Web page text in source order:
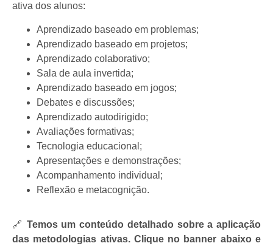
ativa dos alunos:
Aprendizado baseado em problemas;
Aprendizado baseado em projetos;
Aprendizado colaborativo;
Sala de aula invertida;
Aprendizado baseado em jogos;
Debates e discussões;
Aprendizado autodirigido;
Avaliações formativas;
Tecnologia educacional;
Apresentações e demonstrações;
Acompanhamento individual;
Reflexão e metacognição.
🔗 Temos um conteúdo detalhado sobre a aplicação
das metodologias ativas. Clique no banner abaixo e